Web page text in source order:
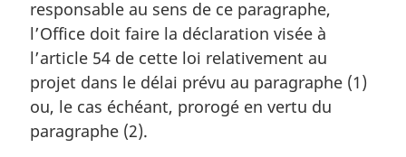
i
n
a
l
e
:
responsable au sens de ce paragraphe,
l’Office doit faire la déclaration visée à
l’article 54 de cette loi relativement au
projet dans le délai prévu au paragraphe (1)
ou, le cas échéant, prorogé en vertu du
paragraphe (2).